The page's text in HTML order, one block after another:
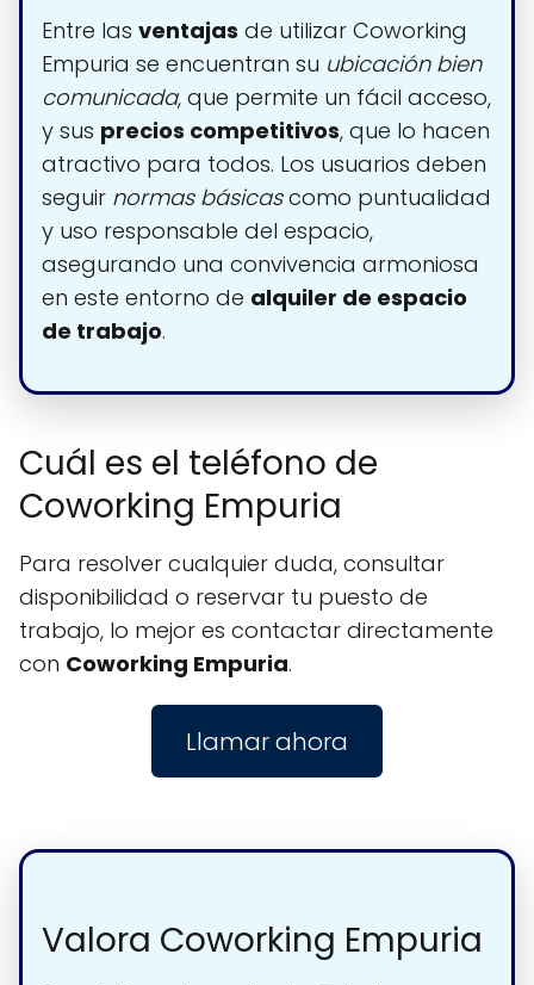
Entre las ventajas de utilizar Coworking
Empuria se encuentran su ubicación bien
comunicada, que permite un fácil acceso,
y sus precios competitivos, que lo hacen
atractivo para todos. Los usuarios deben
seguir normas básicascomo puntualidad
y uso responsable del espacio,
asegurando una convivencia armoniosa
en este entorno de alquiler de espacio
de trabajo.
Cuál es el teléfono de
Coworking Empuria
Para resolver cualquier duda, consultar
disponibilidad o reservar tu puesto de
trabajo, lo mejor es contactar directamente
con Coworking Empuria.
Llamar ahora
Valora Coworking Empuria